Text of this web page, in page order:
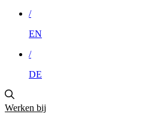
/
EN
/
DE
Werken bij